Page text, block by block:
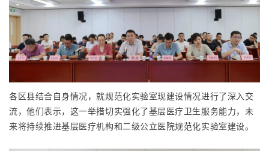
各区县结合自身情况，就规范化实验室现建设情况进行了深入交
流，他们表示，这一举措切实强化了基层医疗卫生服务能力，未
来将持续推进基层医疗机构和二级公立医院规范化实验室建设。